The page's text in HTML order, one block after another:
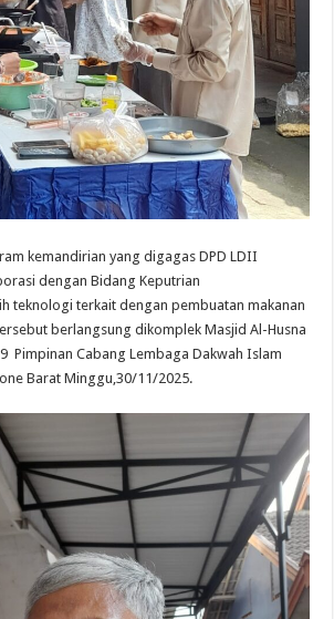
kemandirian yang digagas DPD LDII
dengan Bidang Keputrian
teknologi terkait dengan pembuatan makanan
berlangsung dikomplek Masjid Al-Husna
Pimpinan Cabang Lembaga Dakwah Islam
Barat Minggu,30/11/2025.